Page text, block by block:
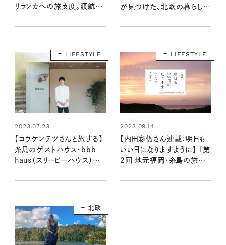
リランカへの旅支度。渡航前
が見つけた、北欧の暮らしの
LIFESTYLE
2023.07.23
【コウケンテツさんと旅する】
糸島のゲストハウス・bbb
haus（スリービーハウス）で
LIFESTYLE
2023.09.14
【内田彩仍さん連載：明日も
いい日になりますように】 「第
2回 地元福岡・糸島の旅をし
北欧